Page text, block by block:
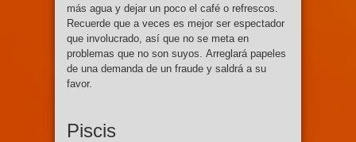
más agua y dejar un poco el café o refrescos.
Recuerde que a veces es mejor ser espectador
que involucrado, así que no se meta en
problemas que no son suyos. Arreglará papeles
de una demanda de un fraude y saldrá a su
favor.
Piscis